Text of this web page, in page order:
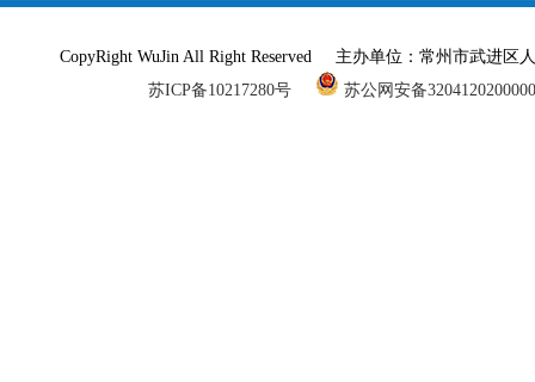
CopyRight WuJin All Right Reserved 主办单位：常州市武进
苏ICP备10217280号
苏公网安备